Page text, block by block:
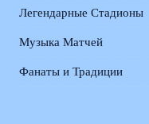
Легендарные Стадионы
Музыка Матчей
Фанаты и Традиции